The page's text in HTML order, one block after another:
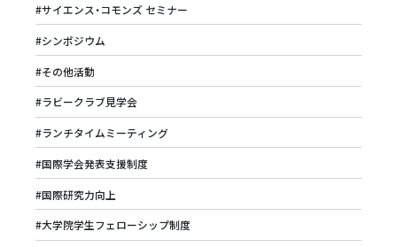
#サイエンス・コモンズ セミナー
#シンポジウム
#その他活動
#ラビークラブ見学会
#ランチタイムミーティング
#国際学会発表支援制度
#国際研究力向上
#大学院学生フェローシップ制度